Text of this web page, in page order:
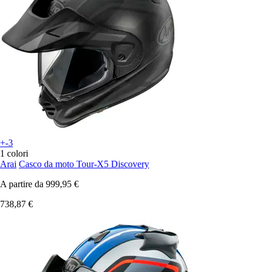
+-3
1 colori
Arai Casco da moto Tour-X5 Discovery
A partire da 999,95 €
738,87 €